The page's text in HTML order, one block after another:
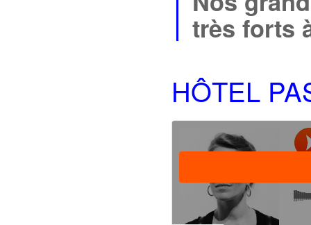
très forts
HÔTEL